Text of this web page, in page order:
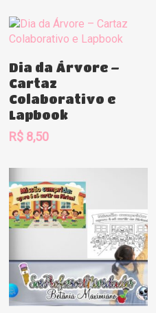
Comprar
Dia da Árvore –
Cartaz
Colaborativo e
Lapbook
R$ 8,50